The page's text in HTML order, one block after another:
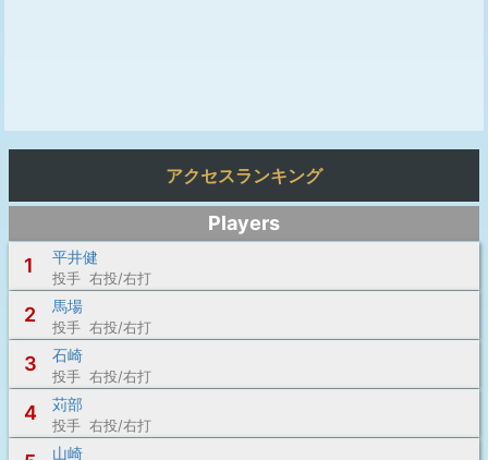
アクセスランキング
Players
1
平井健
投手 右投/右打
2 馬場
投手 右投/右打
3 石崎
投手 右投/右打
4 苅部
投手 右投/右打
山崎